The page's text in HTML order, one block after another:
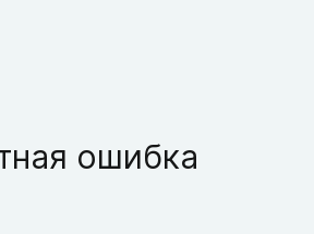
ошибка